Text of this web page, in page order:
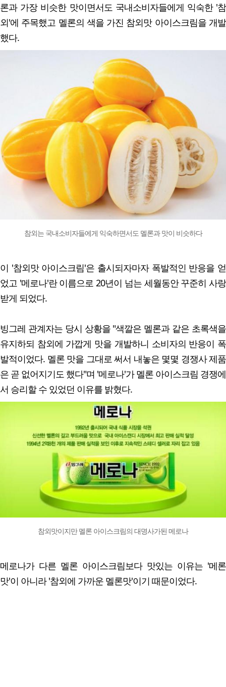
론과 가장 비슷한 맛이면서도 국내소비자들에게 익숙한 '참
외'에 주목했고 멜론의 색을 가진 참외맛 아이스크림을 개발
했다.
참외는 국내소비자들에게 익숙하면서도 멜론과 맛이 비슷하다
이 '참외맛 아이스크림'은 출시되자마자 폭발적인 반응을 얻
었고 '메로나'란 이름으로 20년이 넘는 세월동안 꾸준히 사랑
받게 되었다.
빙그레 관계자는 당시 상황을 "색깔은 멜론과 같은 초록색을
유지하되 참외에 가깝게 맛을 개발하니 소비자의 반응이 폭
발적이었다. 멜론 맛을 그대로 써서 내놓은 몇몇 경쟁사 제품
은 곧 없어지기도 했다"며 '메로나'가 멜론 아이스크림 경쟁에
서 승리할 수 있었던 이유를 밝혔다.
참외맛이지만 멜론 아이스크림의 대명사가된 메로나
메로나가 다른 멜론 아이스크림보다 맛있는 이유는 '메론
맛'이 아니라 '참외에 가까운 멜론맛'이기 때문이었다.